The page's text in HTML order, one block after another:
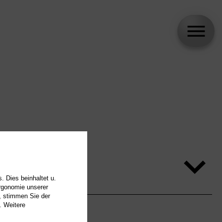
Dies beinhaltet u.
unserer
stimmen Sie der
Weitere